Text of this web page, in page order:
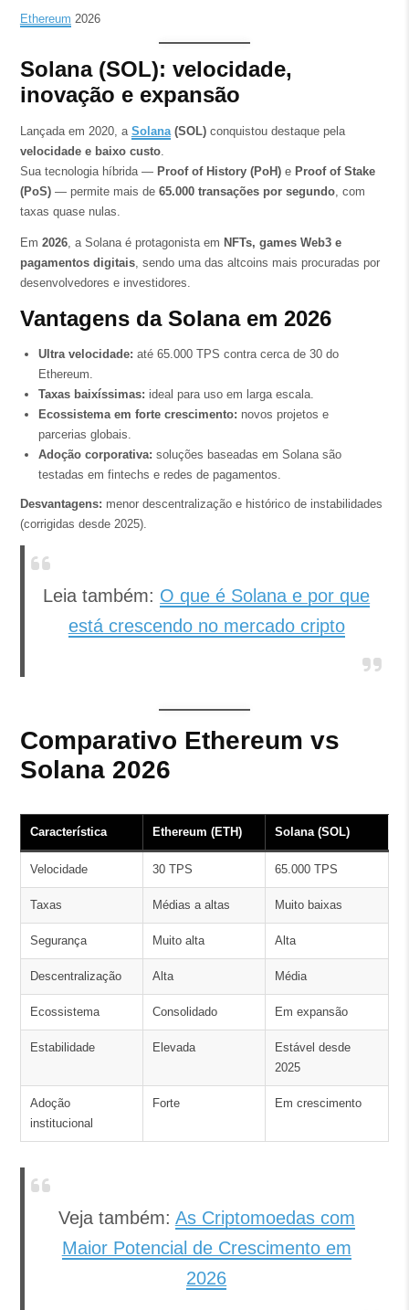
Ethereum 2026
Solana (SOL): velocidade,
inovação e expansão
Lançada em 2020, a Solana(SOL)conquistou destaque pela
velocidade e baixo custo.
Sua tecnologia híbrida — Proof of History (PoH)e Proof of Stake
(PoS)— permite mais de 65.000 transações por segundo, com
taxas quase nulas.
Em 2026, a Solana é protagonista em NFTs, games Web3 e
pagamentos digitais, sendo uma das altcoins mais procuradas por
desenvolvedores e investidores.
Vantagens da Solana em 2026
Ultra velocidade: até 65.000 TPS contra cerca de 30 do
Ethereum.
Taxas baixíssimas: ideal para uso em larga escala.
Ecossistema em forte crescimento: novos projetos e
parcerias globais.
Adoção corporativa: soluções baseadas em Solana são
testadas em fintechs e redes de pagamentos.
Desvantagens: menor descentralização e histórico de instabilidades
(corrigidas desde 2025).
Leia também: O que é Solana e por que
está crescendo no mercado cripto
Comparativo Ethereum vs
Solana 2026
Característica Ethereum (ETH) Solana (SOL)
Velocidade 30 TPS 65.000 TPS
Taxas Médias a altas Muito baixas
Segurança Muito alta Alta
Descentralização Alta Média
Ecossistema Consolidado Em expansão
Estabilidade Elevada
Estável desde
2025
Adoção
institucional
Forte Em crescimento
Veja também: As Criptomoedas com
Maior Potencial de Crescimento em
2026